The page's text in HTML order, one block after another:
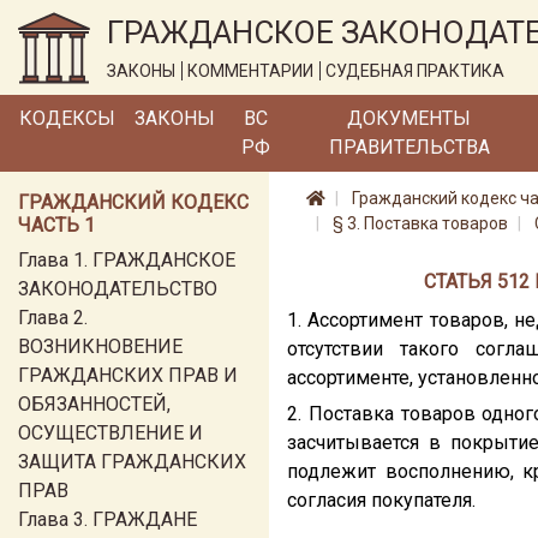
ГРАЖДАНСКОЕ
ЗАКОНЫ КОММЕНТАРИИ СУДЕБНАЯ ПРАКТИКА
КОДЕКСЫ ЗАКОНЫ
ВС
РФ
ДОКУМЕНТЫ
ПРАВИТЕЛЬСТВА
ГРАЖДАНСКИЙ КОДЕКС
ЧАСТЬ 1
Глава 1. ГРАЖДАНСКОЕ
ЗАКОНОДАТЕЛЬСТВО
Глава 2.
ВОЗНИКНОВЕНИЕ
ГРАЖДАНСКИХ ПРАВ И
ОБЯЗАННОСТЕЙ,
ОСУЩЕСТВЛЕНИЕ И
ЗАЩИТА ГРАЖДАНСКИХ
ПРАВ
Глава 3. ГРАЖДАНЕ
Гражданский кодекс
§ 3. Поставка товаров
СТАТЬЯ
1. Ассортимент товаров,
отсутствии такого
ассортименте,
2. Поставка товаров
засчитывается в
подлежит восполнению,
согласия покупателя.